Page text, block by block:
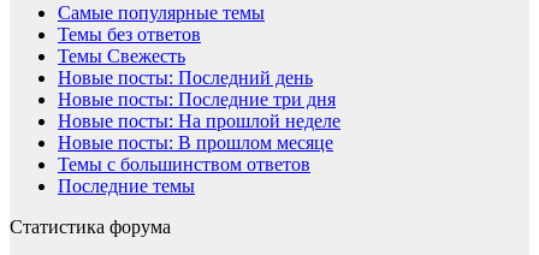
Самые популярные темы
Темы без ответов
Темы Свежесть
Новые посты: Последний день
Новые посты: Последние три дня
Новые посты: На прошлой неделе
Новые посты: В прошлом месяце
Темы с большинством ответов
Последние темы
Статистика форума